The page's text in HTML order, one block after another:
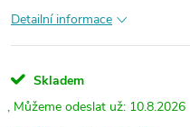
Detailní informace
Skladem
10.8.2026